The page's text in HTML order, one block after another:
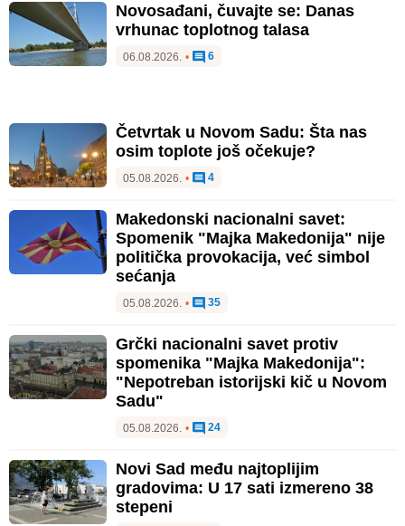
Novosađani, čuvajte se: Danas
vrhunac toplotnog talasa
06.08.2026. • 6
Četvrtak u Novom Sadu: Šta nas
osim toplote još očekuje?
05.08.2026. • 4
Makedonski nacionalni savet:
Spomenik "Majka Makedonija" nije
politička provokacija, već simbol
sećanja
05.08.2026. • 35
Grčki nacionalni savet protiv
spomenika "Majka Makedonija":
"Nepotreban istorijski kič u Novom
Sadu"
05.08.2026. • 24
Novi Sad među najtoplijim
gradovima: U 17 sati izmereno 38
stepeni